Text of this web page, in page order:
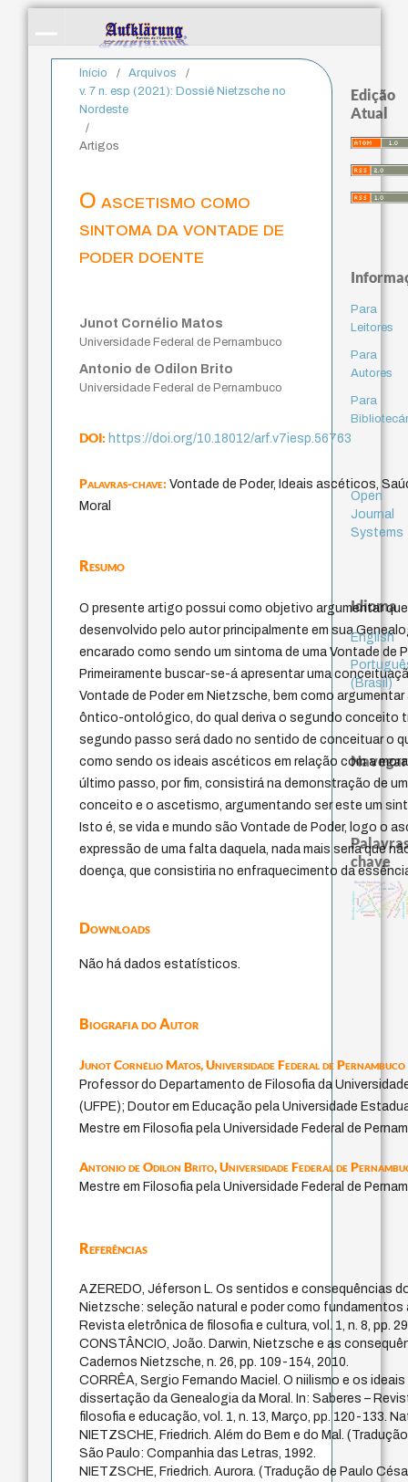
Início / Arquivos
/
v. 7 n. esp (2021): Dossiê Nietzsche no
Nordeste
/
Artigos
O ascetismo como
sintoma da vontade de
poder doente
Junot Cornélio Matos
Universidade Federal de Pernambuco
Antonio de Odilon Brito
Universidade Federal de Pernambuco
DOI:https://doi.org/10.18012/arf.v7iesp.56763
Palavras-chave:Vontade de Poder, Ideais ascéticos,
Moral
Resumo
O presente artigo possui como objetivo argumentar
desenvolvido pelo autor principalmente em sua
encarado como sendo um sintoma de uma Vontade de
Primeiramente buscar-se-á apresentar uma
Vontade de Poder em Nietzsche, bem como
ôntico-ontológico, do qual deriva o segundo conceito
segundo passo será dado no sentido de conceituar o
como sendo os ideais ascéticos em relação com a
último passo, por fim, consistirá na demonstração de
conceito e o ascetismo, argumentando ser este um
Isto é, se vida e mundo são Vontade de Poder, logo o
expressão de uma falta daquela, nada mais seria que
doença, que consistiria no enfraquecimento da
Downloads
Não há dados estatísticos.
Biografia do Autor
Junot Cornélio Matos,Universidade Federal de Pernambuco
Professor do Departamento de Filosofia da
(UFPE); Doutor em Educação pela Universidade
Mestre em Filosofia pela Universidade Federal de
Antonio de Odilon Brito,Universidade Federal de
Mestre em Filosofia pela Universidade Federal de
Referências
AZEREDO, Jéferson L. Os sentidos e consequências
Nietzsche: seleção natural e poder como fundamentos
Revista eletrônica de filosofia e cultura, vol. 1, n. 8, pp.
CONSTÂNCIO, João. Darwin, Nietzsche e as
Cadernos Nietzsche, n. 26, pp. 109-154, 2010.
CORRÊA, Sergio Fernando Maciel. O niilismo e os
dissertação da Genealogia da Moral. In: Saberes –
filosofia e educação, vol. 1, n. 13, Março, pp. 120-133.
NIETZSCHE, Friedrich. Além do Bem e do Mal.
São Paulo: Companhia das Letras, 1992.
NIETZSCHE, Friedrich. Aurora. (Tradução de Paulo
Edição
Atual
Para
Leitores
Para
Autores
Para
Open
Journal
Systems
Idioma
English
(Brasil)
Navegar
chave
fundamentalismojacobi
protágoras
experiência temporal
metafísica do tempo
género
idade
intolerância
history of philosophy
homem-medida
filosofias indígenas
filosofia brasileira
j.c.m. neto
palavra
perdón
leyes
guayaquil
logos
lei
desejo
bataille
mind
therapy
animais viktor frankl